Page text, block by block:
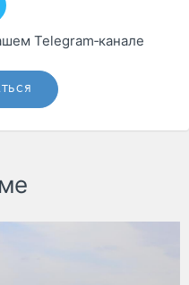
Telegram‑канале